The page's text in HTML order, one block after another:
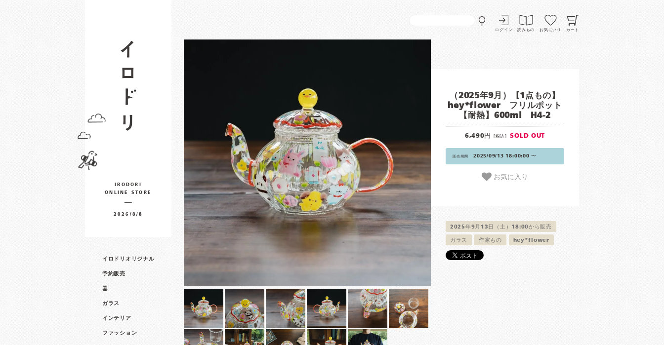
ログイン 読みもの お気にいり カート
IRODORI
ONLINE STORE
2026/8/8
イロドリオリジナル
予約販売
器
ガラス
インテリア
ファッション
（2025年9月）【1点もの】
hey*flower フリルポット
【耐熱】600ml H4-2
6,490円 [税込] SOLD OUT
販売期間 2025/09/13 18:00:00 〜
お気に入り
2025年9月13日（土）18:00から販売
ガラス 作家もの hey*flower